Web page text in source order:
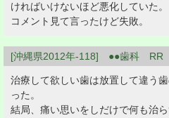
ければいけないほど悪化していた
コメント見て言ったけど失敗。
[沖縄県2012年-118] ●●歯科 RR
治療して欲しい歯は放置して違う
った。
結局、痛い思いをしだけで何も治